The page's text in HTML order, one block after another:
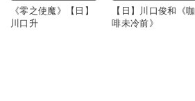
《零之使魔》【日】
川口升
【日】川口俊和《咖
啡未冷前》